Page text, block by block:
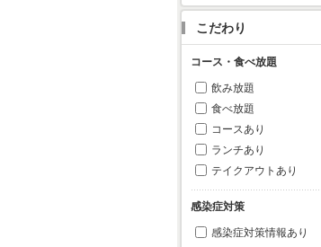
こだわり
コース・食べ放題
飲み放題
食べ放題
コースあり
ランチあり
テイクアウトあり
感染症対策
感染症対策情報あり